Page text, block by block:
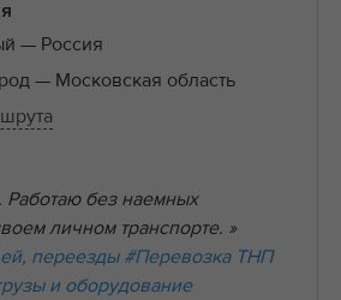
— Россия
— Московская область
Работаю без наемных
личном транспорте. »
переезды #Перевозка ТНП
и оборудование